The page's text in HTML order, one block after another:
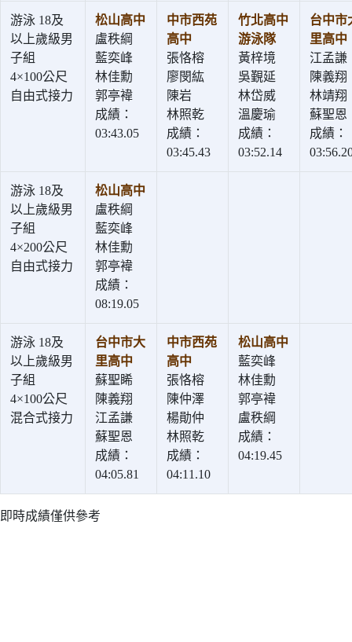
游泳 18及
以上歲級男
子組
4×100公尺
自由式接力
松山高中
盧秩綱
藍奕峰
林佳勳
郭亭褘
成績：
03:43.05
中市西苑
高中
張恪榕
廖閔紘
陳岩
林照乾
成績：
03:45.43
竹北高中
游泳隊
黃梓境
吳覲延
林岱威
溫慶瑜
成績：
03:52.14
台中市
里高中
江孟謙
陳義翔
林靖翔
蘇聖恩
成績：
游泳 18及
以上歲級男
子組
4×200公尺
自由式接力
松山高中
盧秩綱
藍奕峰
林佳勳
郭亭褘
成績：
08:19.05
游泳 18及
以上歲級男
子組
4×100公尺
混合式接力
台中市大
里高中
蘇聖睎
陳義翔
江孟謙
蘇聖恩
成績：
04:05.81
中市西苑
高中
張恪榕
陳仲澤
楊勛仲
林照乾
成績：
04:11.10
松山高中
藍奕峰
林佳勳
郭亭褘
盧秩綱
成績：
04:19.45
即時成績僅供參考